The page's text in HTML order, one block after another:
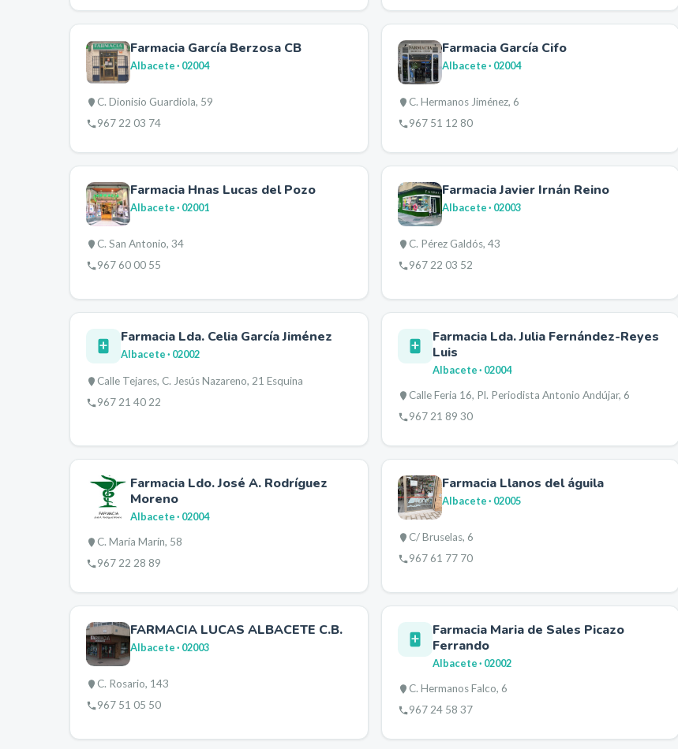
Farmacia García Berzosa CB
Albacete· 02004
C. Dionisio Guardiola, 59
967 22 03 74
Farmacia García Cifo
Albacete· 02004
C. Hermanos Jiménez, 6
967 51 12 80
Farmacia Hnas Lucas del Pozo
Albacete· 02001
C. San Antonio, 34
967 60 00 55
Farmacia Javier Irnán Reino
Albacete· 02003
C. Pérez Galdós, 43
967 22 03 52
Farmacia Lda. Celia García Jiménez
Albacete· 02002
Calle Tejares, C. Jesús Nazareno, 21 Esquina
967 21 40 22
Farmacia Lda. Julia Fernández-Reyes
Luis
Albacete· 02004
Calle Feria 16, Pl. Periodista Antonio Andújar, 6
967 21 89 30
Farmacia Ldo. José A. Rodríguez
Moreno
Albacete· 02004
C. María Marín, 58
967 22 28 89
Farmacia Llanos del águila
Albacete· 02005
C/ Bruselas, 6
967 61 77 70
FARMACIA LUCAS ALBACETE C.B.
Albacete· 02003
C. Rosario, 143
967 51 05 50
Farmacia Maria de Sales Picazo
Ferrando
Albacete· 02002
C. Hermanos Falco, 6
967 24 58 37